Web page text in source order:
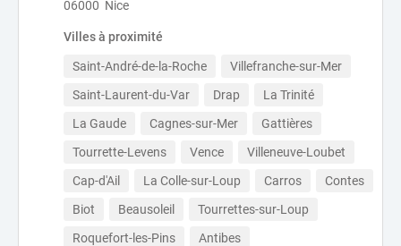
06000 Nice
Villes à proximité
Saint-André-de-la-Roche
Villefranche-sur-Mer
Saint-Laurent-du-Var
Drap
La Trinité
La Gaude
Cagnes-sur-Mer
Gattières
Tourrette-Levens
Vence
Villeneuve-Loubet
Cap-d'Ail
La Colle-sur-Loup Carros
Contes
Biot
Beausoleil
Tourrettes-sur-Loup
Roquefort-les-Pins
Antibes